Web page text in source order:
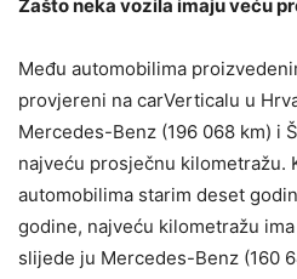
Zašto neka vozila imaju veću
Među automobilima
provjereni na carVerticalu u
Mercedes-Benz (196 068 km) i
najveću prosječnu kilometražu.
automobilima starim deset
godine, najveću kilometražu ima
slijede ju Mercedes-Benz (160